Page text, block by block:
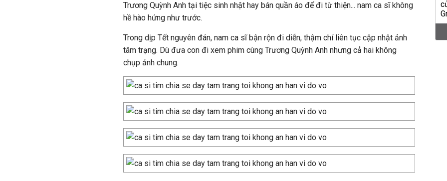
Trương Quỳnh Anh tại tiệc sinh nhật hay bán quần áo để đi từ thiện... nam ca sĩ không
hề hào hứng như trước.
Trong dịp Tết nguyên đán, nam ca sĩ bận rộn đi diễn, thậm chí liên tục cập nhật ảnh
tâm trạng. Dù đưa con đi xem phim cùng Trương Quỳnh Anh nhưng cả hai không
chụp ảnh chung.